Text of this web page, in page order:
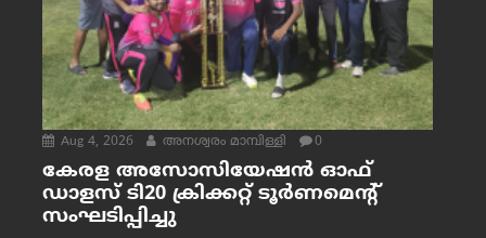
Aug 4, 2026 അനശ്വരം മാമ്പിള്ളി 0
കേരള അസോസിയേഷൻ ഓഫ്
ഡാളസ് ടി20 ക്രിക്കറ്റ് ടൂർണമെന്റ്
സംഘടിപ്പിച്ചു